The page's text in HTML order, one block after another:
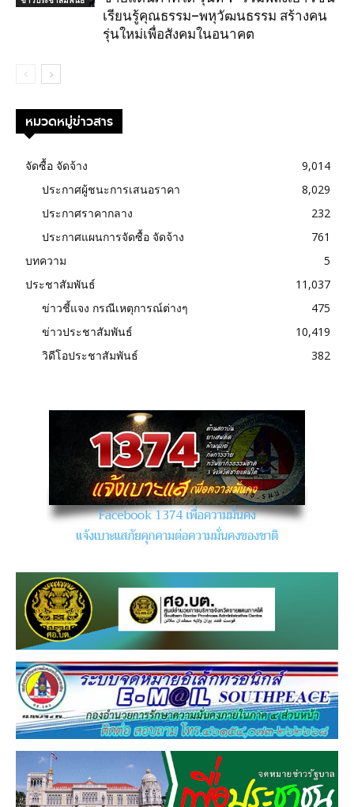
เรียนรู้คุณธรรม–พหุวัฒนธรรม สร้างคน
รุ่นใหม่เพื่อสังคมในอนาคต
หมวดหมู่ข่าวสาร
จัดซื้อ จัดจ้าง
9,014
ประกาศผู้ชนะการเสนอราคา
8,029
ประกาศราคากลาง
232
ประกาศแผนการจัดซื้อ จัดจ้าง
761
บทความ
5
ประชาสัมพันธ์
11,037
ข่าวชี้แจง กรณีเหตุการณ์ต่างๆ
475
ข่าวประชาสัมพันธ์
10,419
วิดีโอประชาสัมพันธ์
382